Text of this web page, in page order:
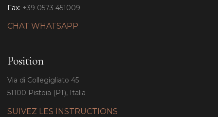
Fax: +39 0573 451009
CHAT WHATSAPP
Position
Via di Collegigliato 45
51100 Pistoia (PT), Italia
SUIVEZ LES INSTRUCTIONS